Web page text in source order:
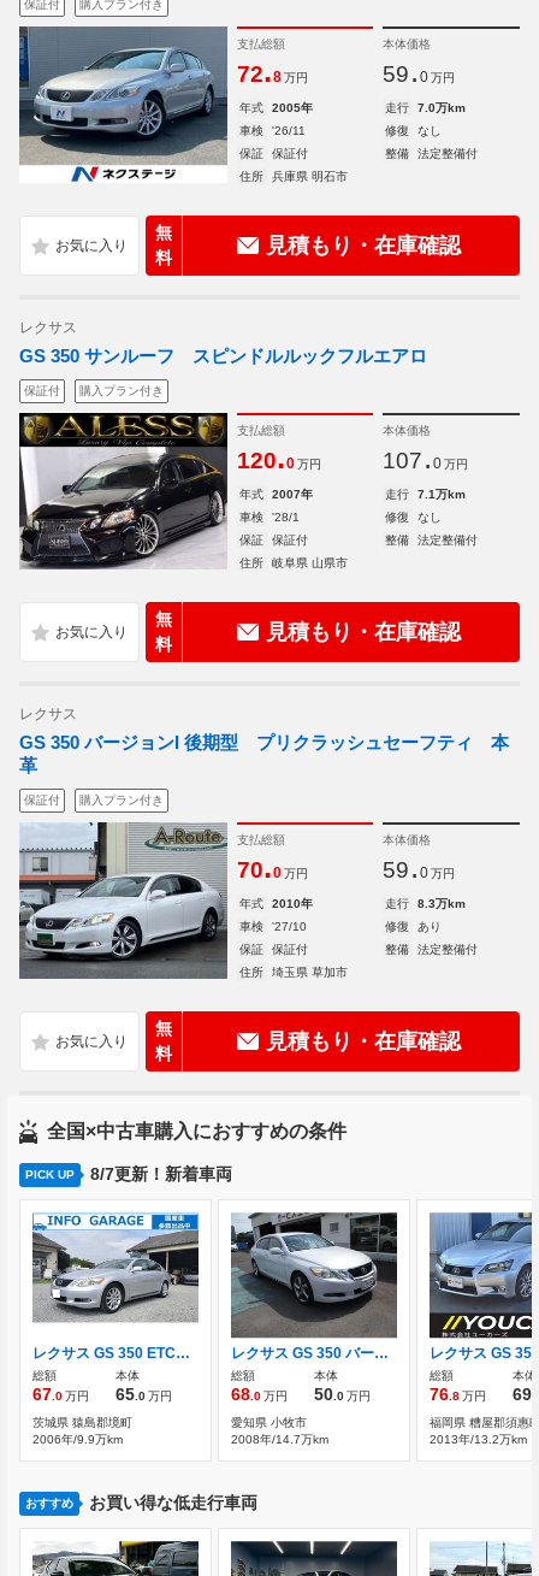
保証付 購入プラン付き
支払総額
72.8 万円
本体価格
59. 0 万円
年式 2005年 走行
7.0万km
車検
'26/11 修復
なし
保証
保証付 整備
法定整備付
住所
兵庫県 明石市
無
料
見積もり・在庫確認
レクサス
GS 350 サンルーフ スピンドルルックフルエアロ
保証付 購入プラン付き
支払総額
120.0 万円
本体価格
107. 0 万円
年式 2007年 走行
7.1万km
車検
'28/1 修復
なし
保証
保証付 整備
法定整備付
住所
岐阜県 山県市
無
料
見積もり・在庫確認
レクサス
GS 350 バージョンI 後期型 プリクラッシュセーフティ 本
革
保証付 購入プラン付き
支払総額
70.0 万円
本体価格
59. 0 万円
年式 2010年 走行
8.3万km
車検
'27/10 修復
あり
保証
保証付 整備
法定整備付
住所
埼玉県 草加市
無
料
見積もり・在庫確認
全国×中古車購入におすすめの条件
PICK UP 8/7更新！新着車両
レクサス GS 350 ETCナビバックカメラテレビ付き
総額
67 .0万円
本体
65 .0万円
茨城県 猿島郡境町
2006年/9.9万km
レクサス GS 350 バージョンI
総額
68 .0万円
本体
50 .0万円
愛知県 小牧市
2008年/14.7万km
総額
76 .8万円
本体
69
福岡県 糟屋郡須惠
2013年/13.2万km
おすすめ お買い得な低走行車両